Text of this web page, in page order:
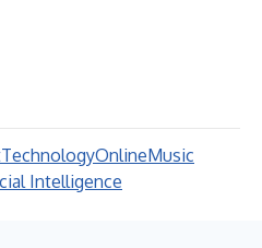
TechnologyOnlineMusic
Intelligence